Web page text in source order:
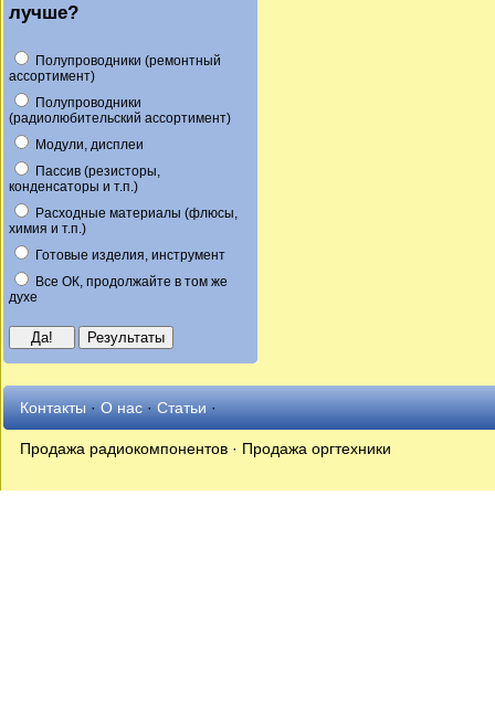
лучше?
Полупроводники (ремонтный
ассортимент)
Полупроводники
(радиолюбительский ассортимент)
Модули, дисплеи
Пассив (резисторы,
конденсаторы и т.п.)
Расходные материалы (флюсы,
химия и т.п.)
Готовые изделия, инструмент
Все ОК, продолжайте в том же
духе
Контакты·О нас·Статьи·
Продажа радиокомпонентов · Продажа оргтехники